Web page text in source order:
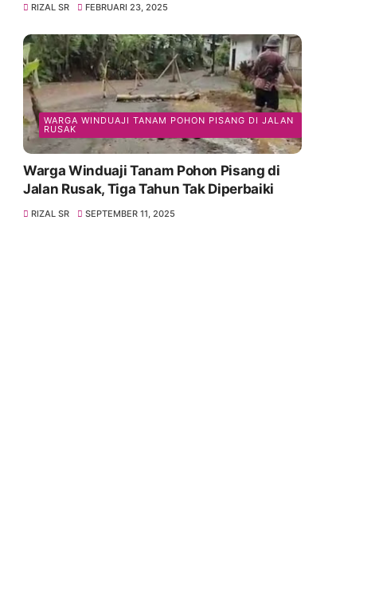
RIZAL SR FEBRUARI 23, 2025
WARGA WINDUAJI TANAM POHON PISANG DI JALAN
RUSAK
Warga Winduaji Tanam Pohon Pisang di
Jalan Rusak, Tiga Tahun Tak Diperbaiki
RIZAL SR SEPTEMBER 11, 2025